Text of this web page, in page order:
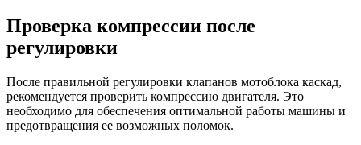
Проверка компрессии после
регулировки
После правильной регулировки клапанов мотоблока каскад,
рекомендуется проверить компрессию двигателя. Это
необходимо для обеспечения оптимальной работы машины и
предотвращения ее возможных поломок.